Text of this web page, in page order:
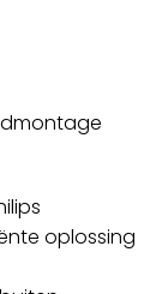
oplossing